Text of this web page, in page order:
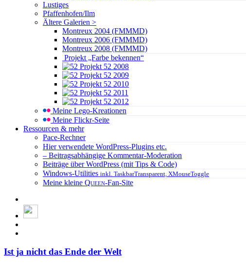
Lustiges
Pfaffenhofen/Ilm
Ältere Galerien >
Montreux 2004 (FMMMD)
Montreux 2006 (FMMMD)
Montreux 2008 (FMMMD)
Projekt „Farbe bekennen“
Projekt 52 2008
Projekt 52 2009
Projekt 52 2010
Projekt 52 2011
Projekt 52 2012
Meine Lego-Kreationen
Meine Flickr-Seite
Ressourcen & mehr
Pace-Rechner
Hier verwendete WordPress-Plugins etc.
– Beitragsabhängige Kommentar-Moderation
Beiträge über WordPress (mit Tips & Code)
Windows-Utilities inkl. TaskbarTransparent, XMouseToggle
Meine kleine Queen-Fan-Site
Ist ja nicht das Ende der Welt